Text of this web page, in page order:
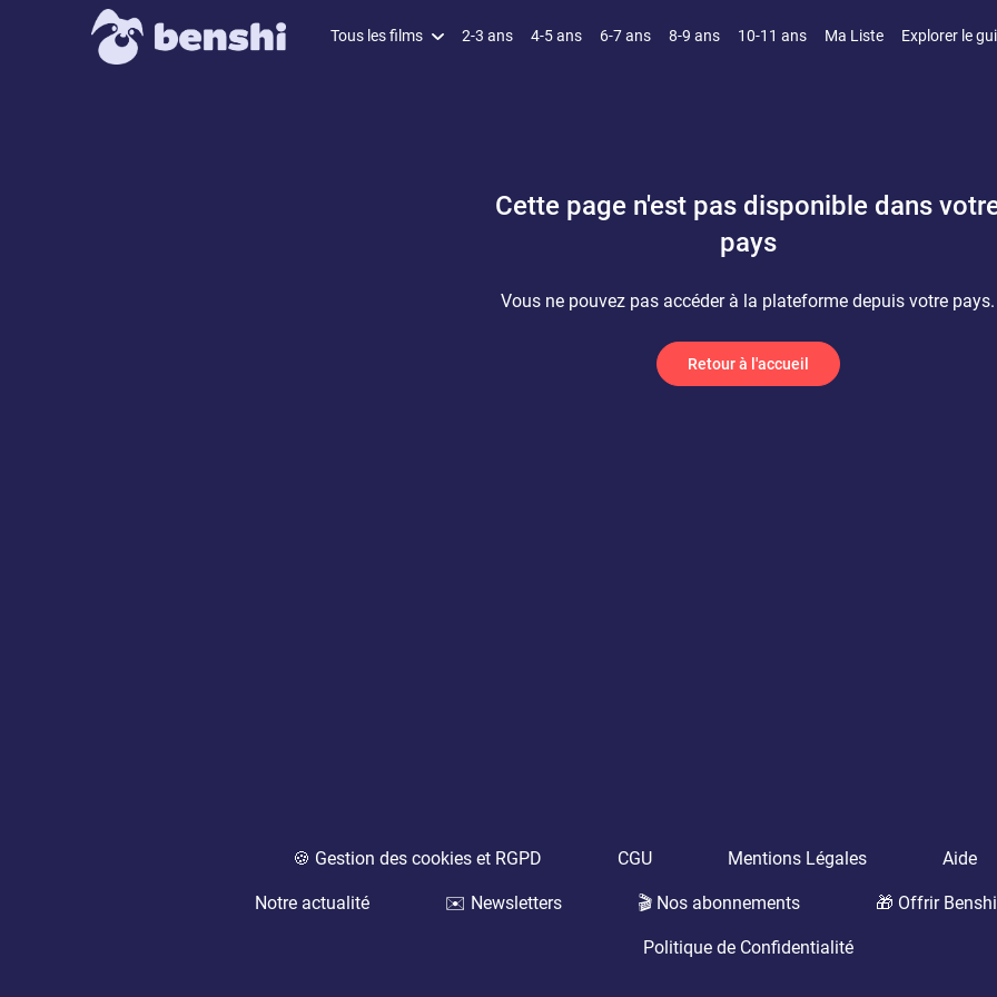
Tous les films 2-3 ans 4-5 ans 6-7 ans 8-9 ans 10-11 ans Ma Liste Explorer le
Cette page n'est pas disponible dans
pays
Vous ne pouvez pas accéder à la plateforme depuis votre pays.
Retour à l'accueil
🍪 Gestion des cookies et RGPD CGU Mentions Légales Aide
Notre actualité ✉️ Newsletters 🎬 Nos abonnements 🎁 Offrir Benshi
Politique de Confidentialité